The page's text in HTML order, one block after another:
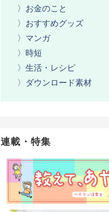
〉お金のこと
〉おすすめグッズ
〉マンガ
〉時短
〉生活・レシピ
〉ダウンロード素材
連載・特集